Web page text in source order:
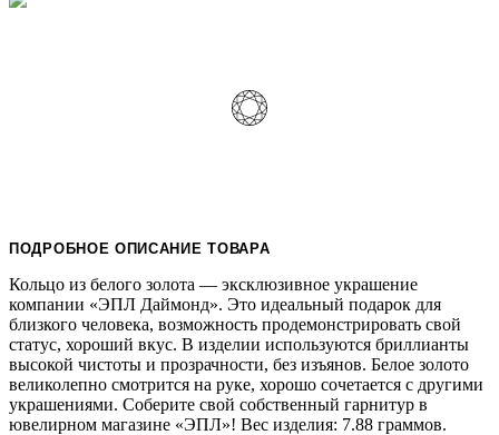
ПОДРОБНОЕ ОПИСАНИЕ ТОВАРА
Кольцо из белого золота — эксклюзивное украшение
компании «ЭПЛ Даймонд». Это идеальный подарок для
близкого человека, возможность продемонстрировать свой
статус, хороший вкус. В изделии используются бриллианты
высокой чистоты и прозрачности, без изъянов. Белое золото
великолепно смотрится на руке, хорошо сочетается с другими
украшениями. Соберите свой собственный гарнитур в
ювелирном магазине «ЭПЛ»! Вес изделия: 7.88 граммов.